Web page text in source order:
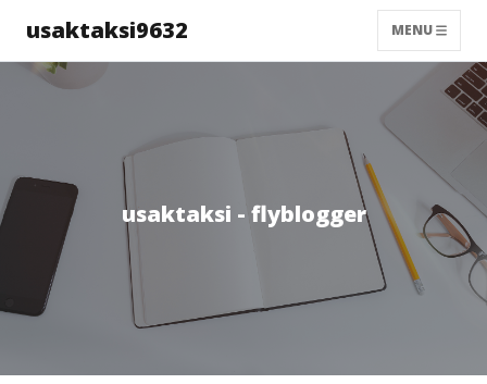
usaktaksi9632 MENU
usaktaksi - flyblogger